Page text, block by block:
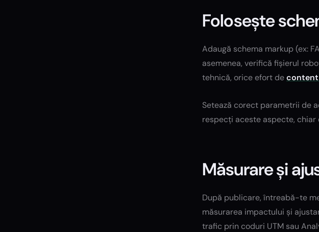
Folosește
Adaugă schema markup (ex:
asemenea, verifică fișierul
tehnică, orice efort de
Setează corect parametrii de
respecți aceste aspecte,
Măsurare și
După publicare, întreabă-te
măsurarea impactului și
trafic prin coduri UTM sau